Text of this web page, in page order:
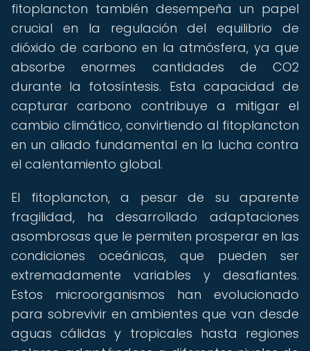
fitoplancton también desempeña un papel
crucial en la regulación del equilibrio de
dióxido de carbono en la atmósfera, ya que
absorbe enormes cantidades de CO2
durante la fotosíntesis. Esta capacidad de
capturar carbono contribuye a mitigar el
cambio climático, convirtiendo al fitoplancton
en un aliado fundamental en la lucha contra
el calentamiento global.
El fitoplancton, a pesar de su aparente
fragilidad, ha desarrollado adaptaciones
asombrosas que le permiten prosperar en las
condiciones oceánicas, que pueden ser
extremadamente variables y desafiantes.
Estos microorganismos han evolucionado
para sobrevivir en ambientes que van desde
aguas cálidas y tropicales hasta regiones